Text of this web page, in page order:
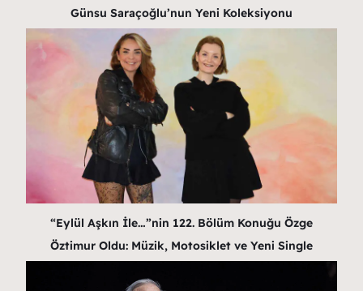
Günsu Saraçoğlu’nun Yeni Koleksiyonu
“Eylül Aşkın İle…”nin 122. Bölüm Konuğu Özge
Öztimur Oldu: Müzik, Motosiklet ve Yeni Single